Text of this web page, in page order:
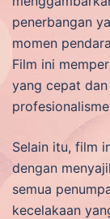
penerbangan
momen
Film ini
yang cepat
Selain itu, film
dengan
semua
kecelakaan